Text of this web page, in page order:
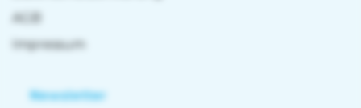
AGB
Impressum
Newsletter